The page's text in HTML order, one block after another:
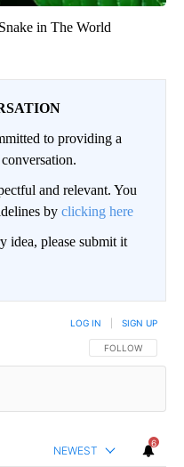
in The World
to providing a
and relevant. You
by clicking here
idea, please submit it
FOLLOW THIS
FOLLOW
LOG IN SIGN UP
NEWEST
6